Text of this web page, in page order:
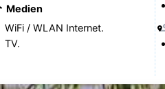
Medien
WiFi / WLAN Internet.
TV.